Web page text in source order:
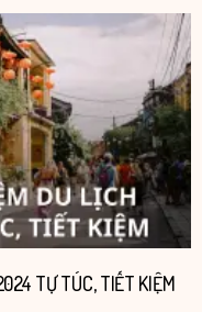
TỰ TÚC, TIẾT KIỆM